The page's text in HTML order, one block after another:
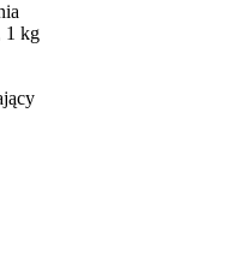
1 kg